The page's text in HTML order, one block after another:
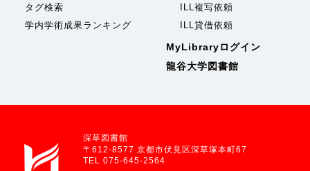
タグ検索
学内学術成果ランキング
ILL複写依頼
ILL貸借依頼
MyLibraryログイン
龍谷大学図書館
深草図書館
〒612-8577 京都市伏見区深草塚本町67
TEL 075-645-2564